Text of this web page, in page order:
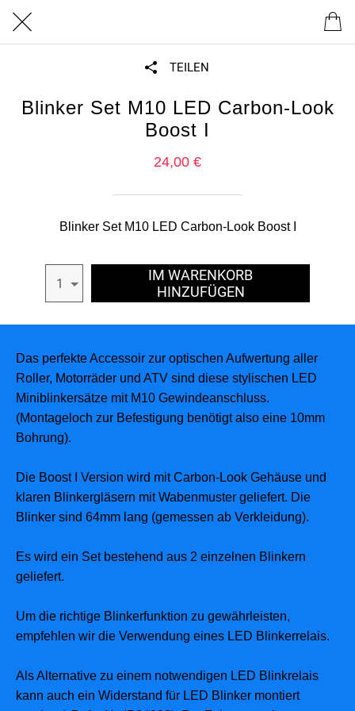
TEILEN
Blinker Set M10 LED Carbon-Look
Boost I
24,00 €
Blinker Set M10 LED Carbon-Look Boost I
1
IM WARENKORB
HINZUFÜGEN
Das perfekte Accessoir zur optischen Aufwertung aller
Roller, Motorräder und ATV sind diese stylischen LED
Miniblinkersätze mit M10 Gewindeanschluss.
(Montageloch zur Befestigung benötigt also eine 10mm
Bohrung).
Die Boost I Version wird mit Carbon-Look Gehäuse und
klaren Blinkergläsern mit Wabenmuster geliefert. Die
Blinker sind 64mm lang (gemessen ab Verkleidung).
Es wird ein Set bestehend aus 2 einzelnen Blinkern
geliefert.
Um die richtige Blinkerfunktion zu gewährleisten,
empfehlen wir die Verwendung eines LED Blinkerrelais.
Als Alternative zu einem notwendigen LED Blinkrelais
kann auch ein Widerstand für LED Blinker montiert